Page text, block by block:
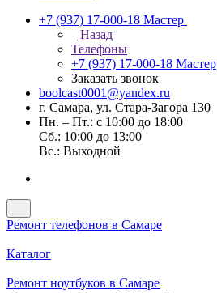
+7 (937) 17-000-18 Мастер
Назад
Телефоны
+7 (937) 17-000-18 Мастер
Заказать звонок
boolcast0001@yandex.ru
г. Самара, ул. Стара-Загора 130
Пн. – Пт.: с 10:00 до 18:00
Сб.: 10:00 до 13:00
Вс.: Выходной
Ремонт телефонов в Самаре
Каталог
Ремонт ноутбуков в Самаре